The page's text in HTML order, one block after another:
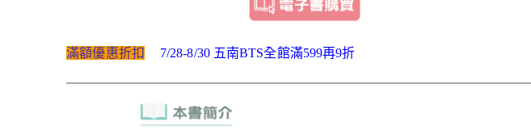
滿額優惠折扣 7/28-8/30 五南BTS全館滿599再9折